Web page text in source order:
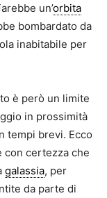
un’orbita
bombardato da
inabitabile per
è però un limite
in prossimità
tempi brevi. Ecco
con certezza che
galassia, per
da parte di